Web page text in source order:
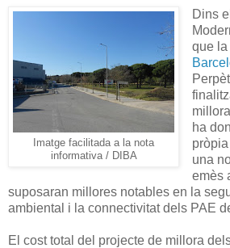
Imatge facilitada a la nota
informativa / DIBA
Dins
que la
ha
pròpia
una
emès
suposaran millores notables en la
ambiental i la connectivitat dels PAE
El cost total del projecte de millora